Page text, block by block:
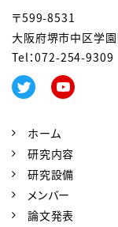
〒599-8531
大阪府堺市中区学園
Tel：072-254-9309
ホーム
研究内容
研究設備
メンバー
論文発表